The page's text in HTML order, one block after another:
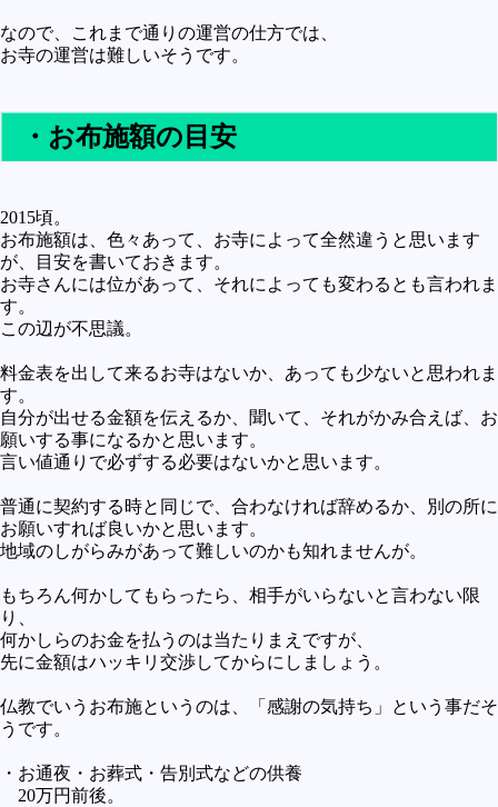
なので、これまで通りの運営の仕方では、
お寺の運営は難しいそうです。
・お布施額の目安
2015頃。
お布施額は、色々あって、お寺によって全然違うと思います
が、目安を書いておきます。
お寺さんには位があって、それによっても変わるとも言われま
す。
この辺が不思議。
料金表を出して来るお寺はないか、あっても少ないと思われま
す。
自分が出せる金額を伝えるか、聞いて、それがかみ合えば、お
願いする事になるかと思います。
言い値通りで必ずする必要はないかと思います。
普通に契約する時と同じで、合わなければ辞めるか、別の所に
お願いすれば良いかと思います。
地域のしがらみがあって難しいのかも知れませんが。
もちろん何かしてもらったら、相手がいらないと言わない限
り、
何かしらのお金を払うのは当たりまえですが、
先に金額はハッキリ交渉してからにしましょう。
仏教でいうお布施というのは、「感謝の気持ち」という事だそ
うです。
・お通夜・お葬式・告別式などの供養
20万円前後。